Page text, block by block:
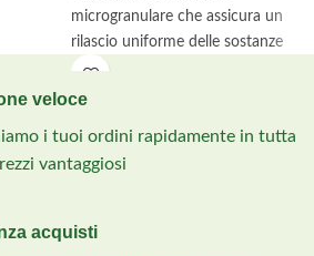
microgranulare che assicura un
rilascio uniforme delle sostanze
nutritive grazie alla presenza di
granuli piccoli e compatti.
Ideale per la concimazione del
prato e di tutte le piante da
veloce
i tuoi ordini rapidamente in tutta
vantaggiosi
acquisti